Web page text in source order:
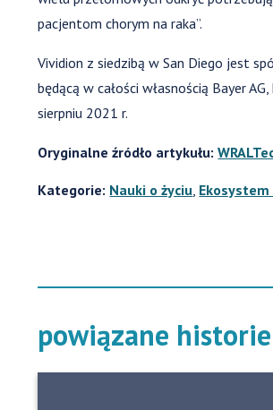
pacjentom chorym na raka”.
Vividion z siedzibą w San Diego jest
będącą w całości własnością Bayer
sierpniu 2021 r.
Oryginalne źródło artykułu:
Kategorie: Nauki o życiu
powiązane historie